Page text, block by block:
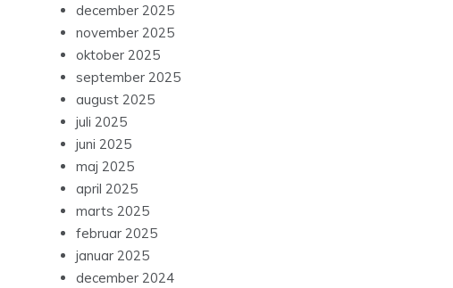
december 2025
november 2025
oktober 2025
september 2025
august 2025
juli 2025
juni 2025
maj 2025
april 2025
marts 2025
februar 2025
januar 2025
december 2024